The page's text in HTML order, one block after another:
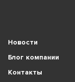
Новости
Блог компании
Контакты